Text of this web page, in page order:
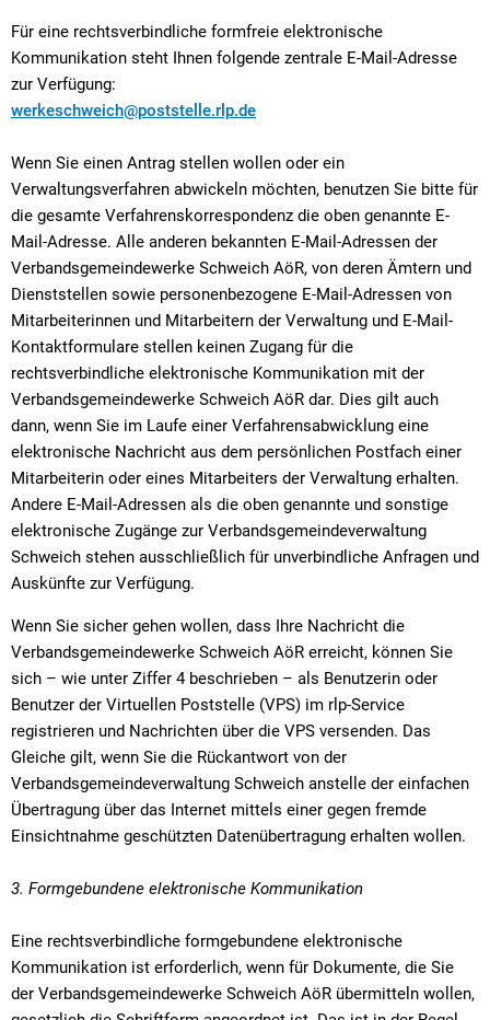
Für eine rechtsverbindliche formfreie elektronische
Kommunikation steht Ihnen folgende zentrale E-Mail-Adresse
zur Verfügung:
werkeschweich@poststelle.rlp.de
Wenn Sie einen Antrag stellen wollen oder ein
Verwaltungsverfahren abwickeln möchten, benutzen Sie bitte für
die gesamte Verfahrenskorrespondenz die oben genannte E-
Mail-Adresse. Alle anderen bekannten E-Mail-Adressen der
Verbandsgemeindewerke Schweich AöR, von deren Ämtern und
Dienststellen sowie personenbezogene E-Mail-Adressen von
Mitarbeiterinnen und Mitarbeitern der Verwaltung und E-Mail-
Kontaktformulare stellen keinen Zugang für die
rechtsverbindliche elektronische Kommunikation mit der
Verbandsgemeindewerke Schweich AöR dar. Dies gilt auch
dann, wenn Sie im Laufe einer Verfahrensabwicklung eine
elektronische Nachricht aus dem persönlichen Postfach einer
Mitarbeiterin oder eines Mitarbeiters der Verwaltung erhalten.
Andere E-Mail-Adressen als die oben genannte und sonstige
elektronische Zugänge zur Verbandsgemeindeverwaltung
Schweich stehen ausschließlich für unverbindliche Anfragen und
Auskünfte zur Verfügung.
Wenn Sie sicher gehen wollen, dass Ihre Nachricht die
Verbandsgemeindewerke Schweich AöR erreicht, können Sie
sich – wie unter Ziffer 4 beschrieben – als Benutzerin oder
Benutzer der Virtuellen Poststelle (VPS) im rlp-Service
registrieren und Nachrichten über die VPS versenden. Das
Gleiche gilt, wenn Sie die Rückantwort von der
Verbandsgemeindeverwaltung Schweich anstelle der einfachen
Übertragung über das Internet mittels einer gegen fremde
Einsichtnahme geschützten Datenübertragung erhalten wollen.
3. Formgebundene elektronische Kommunikation
Eine rechtsverbindliche formgebundene elektronische
Kommunikation ist erforderlich, wenn für Dokumente, die Sie
der Verbandsgemeindewerke Schweich AöR übermitteln wollen,